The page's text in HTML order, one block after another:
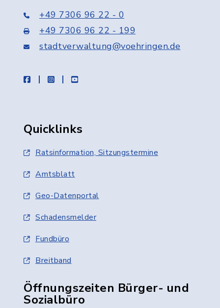
+49 7306 96 22 - 0
+49 7306 96 22 - 199
stadtverwaltung@voehringen.de
facebookinstagramyoutube
Quicklinks
Ratsinformation, Sitzungstermine
Amtsblatt
Geo-Datenportal
Schadensmelder
Fundbüro
Breitband
Öffnungszeiten Bürger- und
Sozialbüro